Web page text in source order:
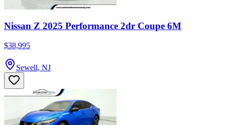
Nissan Z 2025 Performance 2dr Coupe 6M
$38,995
Sewell, NJ